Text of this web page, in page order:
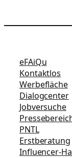
eFAiQu
Kontaktlos
Werbefläche
Dialogcenter
Jobversuche
PNTL
Erstberatung
Influencer-